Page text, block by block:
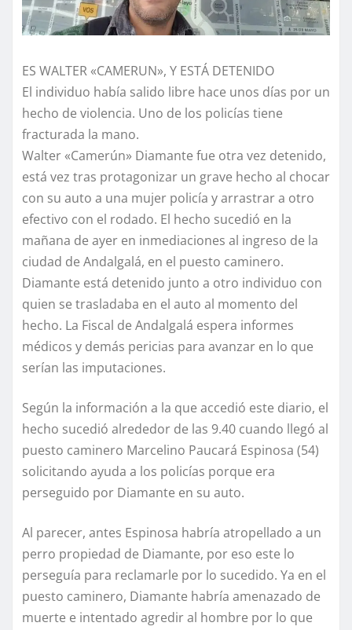
ES WALTER «CAMERUN», Y ESTÁ DETENIDO
El individuo había salido libre hace unos días por un
hecho de violencia. Uno de los policías tiene
fracturada la mano.
Walter «Camerún» Diamante fue otra vez detenido,
está vez tras protagonizar un grave hecho al chocar
con su auto a una mujer policía y arrastrar a otro
efectivo con el rodado. El hecho sucedió en la
mañana de ayer en inmediaciones al ingreso de la
ciudad de Andalgalá, en el puesto caminero.
Diamante está detenido junto a otro individuo con
quien se trasladaba en el auto al momento del
hecho. La Fiscal de Andalgalá espera informes
médicos y demás pericias para avanzar en lo que
serían las imputaciones.
Según la información a la que accedió este diario, el
hecho sucedió alrededor de las 9.40 cuando llegó al
puesto caminero Marcelino Paucará Espinosa (54)
solicitando ayuda a los policías porque era
perseguido por Diamante en su auto.
Al parecer, antes Espinosa habría atropellado a un
perro propiedad de Diamante, por eso este lo
perseguía para reclamarle por lo sucedido. Ya en el
puesto caminero, Diamante habría amenazado de
muerte e intentado agredir al hombre por lo que